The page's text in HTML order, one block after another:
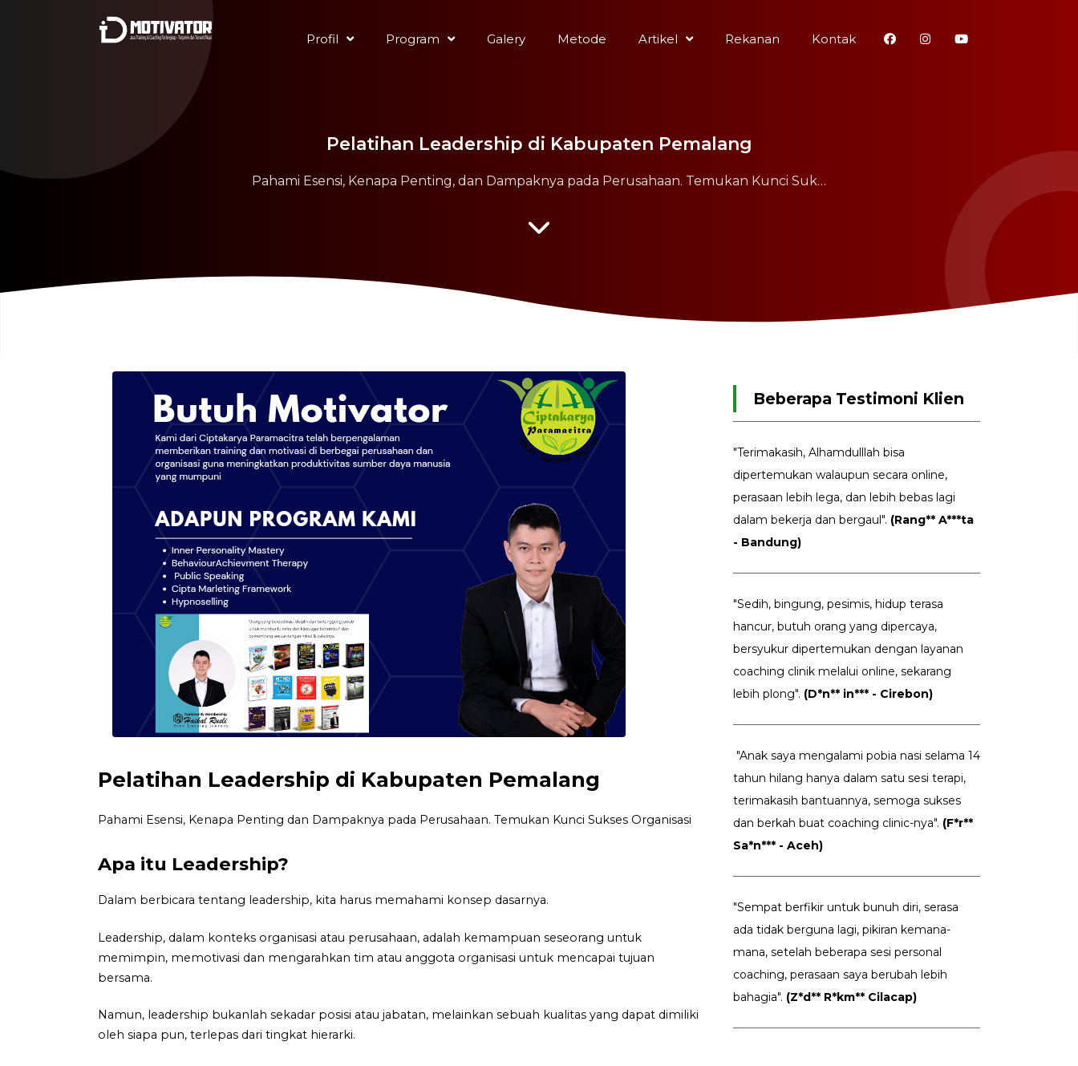
Profil Program Galery Metode Artikel Rekanan Kontak
Pelatihan Leadership di Kabupaten Pemalang
Pahami Esensi, Kenapa Penting, dan Dampaknya pada Perusahaan. Temukan Kunci Suk…
Pelatihan Leadership di Kabupaten Pemalang
Pahami Esensi, Kenapa Penting dan Dampaknya pada Perusahaan. Temukan Kunci Sukses Organisasi
Apa itu Leadership?
Dalam berbicara tentang leadership, kita harus memahami konsep dasarnya.
Leadership, dalam konteks organisasi atau perusahaan, adalah kemampuan seseorang untuk
memimpin, memotivasi dan mengarahkan tim atau anggota organisasi untuk mencapai tujuan
bersama.
Namun, leadership bukanlah sekadar posisi atau jabatan, melainkan sebuah kualitas yang dapat dimiliki
oleh siapa pun, terlepas dari tingkat hierarki.
Beberapa Testimoni Klien
"Terimakasih, Alhamdulllah bisa
dipertemukan walaupun secara online,
perasaan lebih lega, dan lebih bebas lagi
dalam bekerja dan bergaul". (Rang** A***ta
- Bandung)
"Sedih, bingung, pesimis, hidup terasa
hancur, butuh orang yang dipercaya,
bersyukur dipertemukan dengan layanan
coaching clinik melalui online, sekarang
lebih plong". (D*n** in*** - Cirebon)
"Anak saya mengalami pobia nasi selama 14
tahun hilang hanya dalam satu sesi terapi,
terimakasih bantuannya, semoga sukses
dan berkah buat coaching clinic-nya". (F*r**
Sa*n*** - Aceh)
"Sempat berfikir untuk bunuh diri, serasa
ada tidak berguna lagi, pikiran kemana-
mana, setelah beberapa sesi personal
coaching, perasaan saya berubah lebih
bahagia". (Z*d** R*km** Cilacap)